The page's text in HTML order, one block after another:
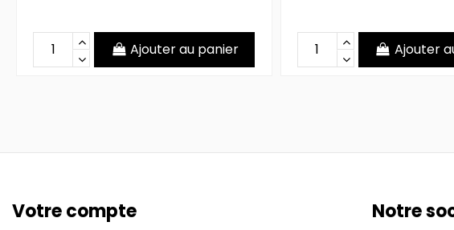
Ajouter au panier Ajouter
Votre compte Notre